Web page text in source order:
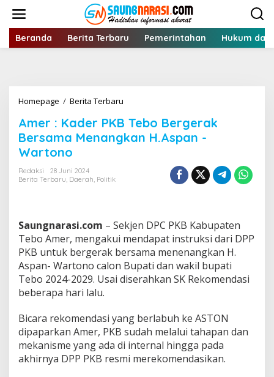
konten
Beranda Berita Terbaru Pemerintahan Hukum
Homepage / Berita Terbaru
Kader
PKB
Tebo
Amer : Kader PKB Tebo Bergerak
Bersama Menangkan H.Aspan -
Wartono
Redaksi
28 Juni 2024
Berita Terbaru, Daerah, Politik
Saungnarasi.com – Sekjen DPC PKB Kabupaten
Tebo Amer, mengakui mendapat instruksi dari DPP
PKB untuk bergerak bersama menenangkan H.
Aspan- Wartono calon Bupati dan wakil bupati
Tebo 2024-2029. Usai diserahkan SK Rekomendasi
beberapa hari lalu.
Bicara rekomendasi yang berlabuh ke ASTON
dipaparkan Amer, PKB sudah melalui tahapan dan
mekanisme yang ada di internal hingga pada
akhirnya DPP PKB resmi merekomendasikan.